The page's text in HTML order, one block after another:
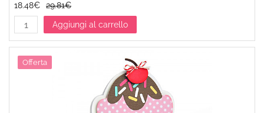
18.48€
29.81€
Aggiungi al carrello
Offerta